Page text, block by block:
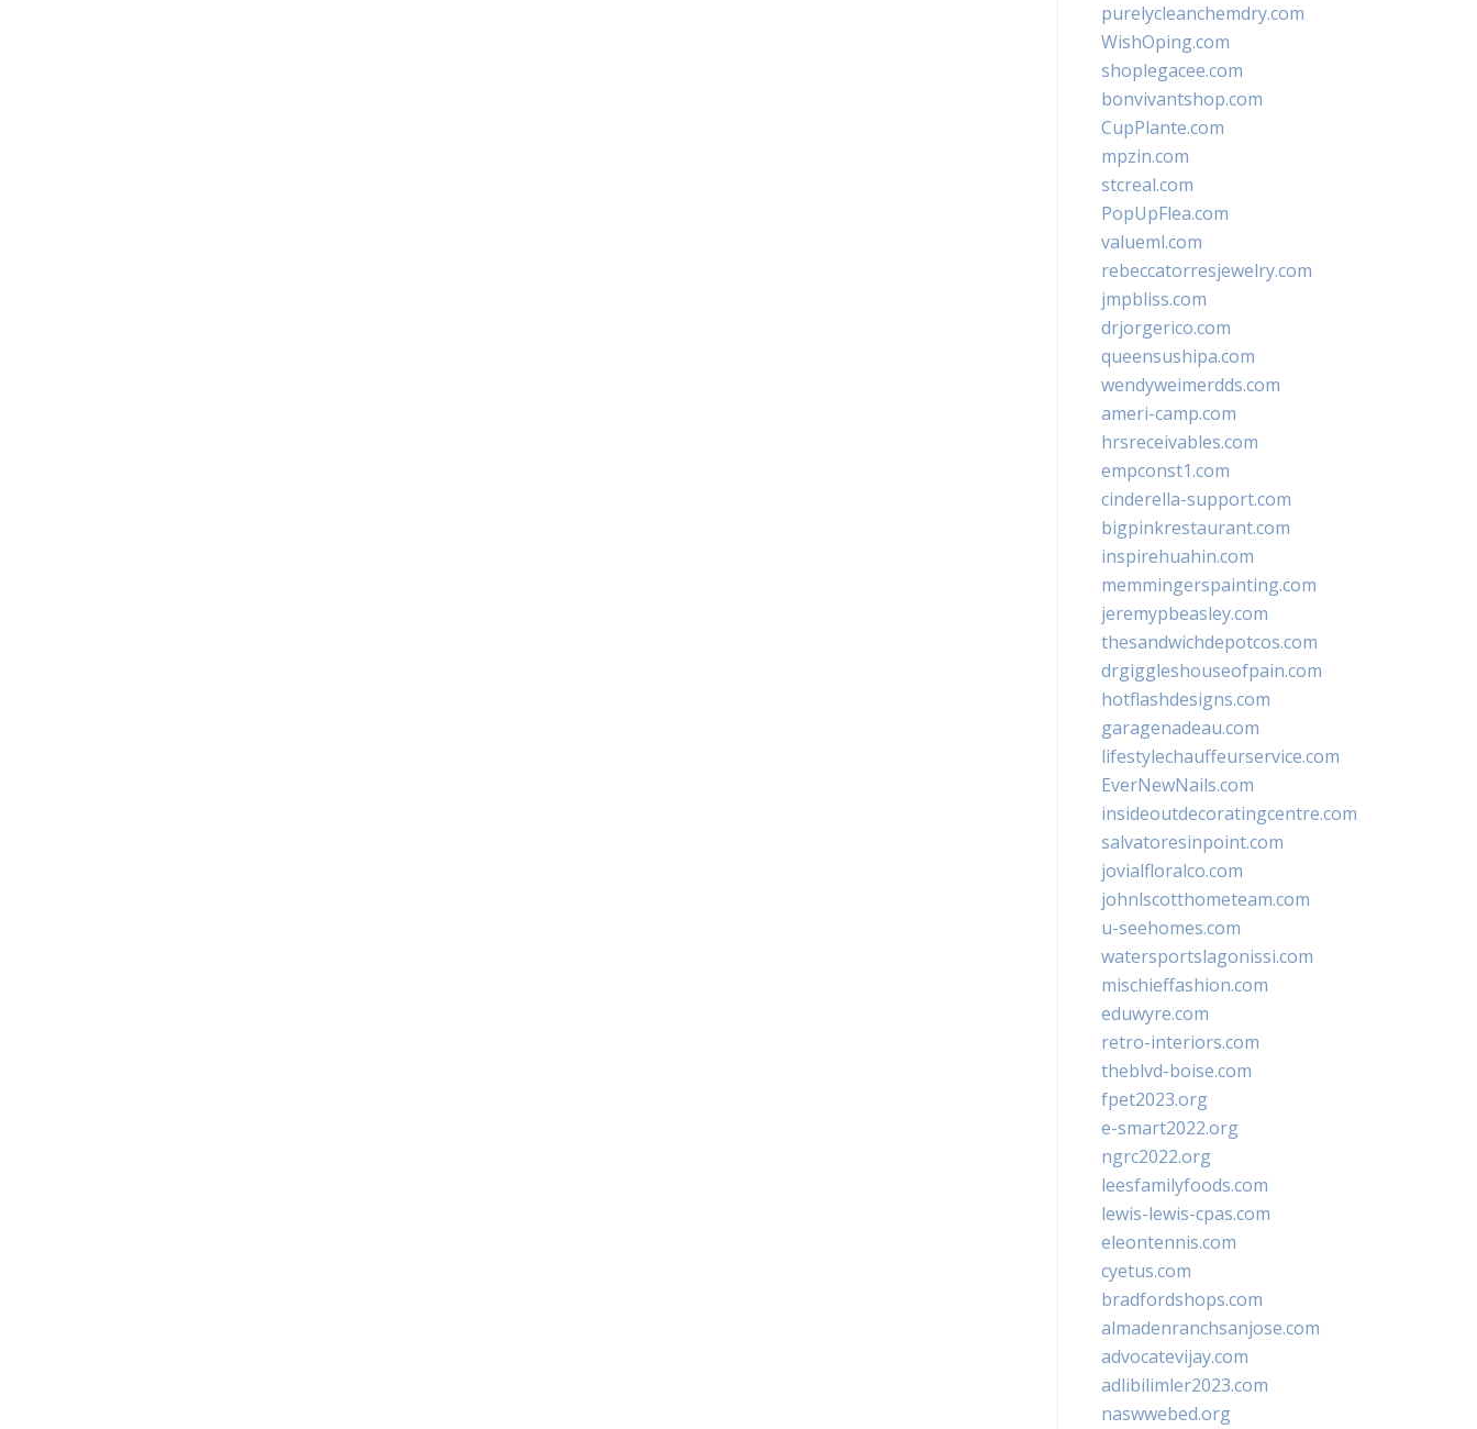
purelycleanchemdry.com
WishOping.com
shoplegacee.com
bonvivantshop.com
CupPlante.com
mpzin.com
stcreal.com
PopUpFlea.com
valueml.com
rebeccatorresjewelry.com
jmpbliss.com
drjorgerico.com
queensushipa.com
wendyweimerdds.com
ameri-camp.com
hrsreceivables.com
empconst1.com
cinderella-support.com
bigpinkrestaurant.com
inspirehuahin.com
memmingerspainting.com
jeremypbeasley.com
thesandwichdepotcos.com
drgiggleshouseofpain.com
hotflashdesigns.com
garagenadeau.com
lifestylechauffeurservice.com
EverNewNails.com
insideoutdecoratingcentre.com
salvatoresinpoint.com
jovialfloralco.com
johnlscotthometeam.com
u-seehomes.com
watersportslagonissi.com
mischieffashion.com
eduwyre.com
retro-interiors.com
theblvd-boise.com
fpet2023.org
e-smart2022.org
ngrc2022.org
leesfamilyfoods.com
lewis-lewis-cpas.com
eleontennis.com
cyetus.com
bradfordshops.com
almadenranchsanjose.com
advocatevijay.com
adlibilimler2023.com
naswwebed.org